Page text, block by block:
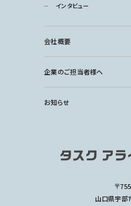
インタビュー
会社概要
企業のご担当者様へ
お知らせ
〒
山口県宇部